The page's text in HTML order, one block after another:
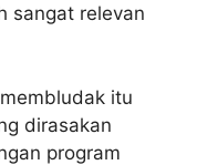
sangat relevan
itu
dirasakan
program